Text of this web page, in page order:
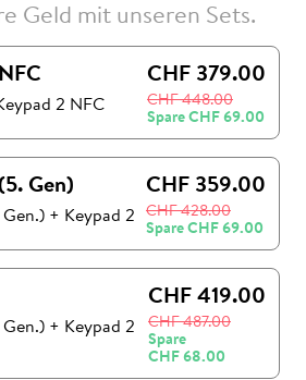
Geld mit unseren Sets.
2 NFC
CHF 379.00
CHF 448.00
SpareCHF 69.00
Gen)
+ Keypad 2
CHF 359.00
CHF 428.00
SpareCHF 69.00
+ Keypad 2
CHF 419.00
CHF 487.00
Spare
CHF 68.00